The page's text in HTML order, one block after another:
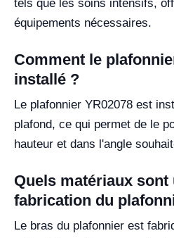
tels que les soins intensifs,
équipements nécessaires.
Comment le
installé ?
Le plafonnier YR02078 est
plafond, ce qui permet de le
hauteur et dans l'angle
Quels matériaux
fabrication du
Le bras du plafonnier est